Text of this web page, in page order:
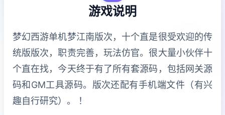
游戏说明
梦幻西游单机梦江南版次，十个直是很受欢迎的传
统版版次，职责完善，玩法仿官。很大量小伙伴十
个直在找，今天终于有了所有套源码，包括网关源
码和GM工具源码。版次还配有手机端文件（有兴
趣自行研究）。 ！